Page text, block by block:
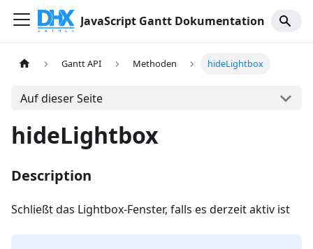
JavaScript Gantt Dokumentation
Gantt API Methoden hideLightbox
Auf dieser Seite
hideLightbox
Description
Schließt das Lightbox-Fenster, falls es derzeit aktiv ist